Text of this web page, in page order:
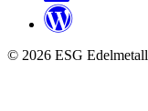
© 2026 ESG